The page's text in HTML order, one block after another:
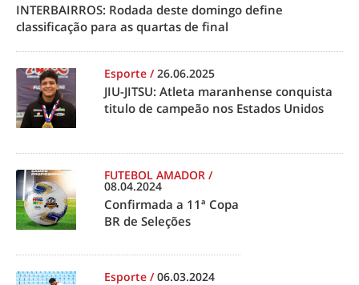
INTERBAIRROS: Rodada deste domingo define
classificação para as quartas de final
Esporte /26.06.2025
JIU-JITSU: Atleta maranhense conquista
titulo de campeão nos Estados Unidos
FUTEBOL AMADOR /
08.04.2024
Confirmada a 11ª Copa
BR de Seleções
Esporte /06.03.2024